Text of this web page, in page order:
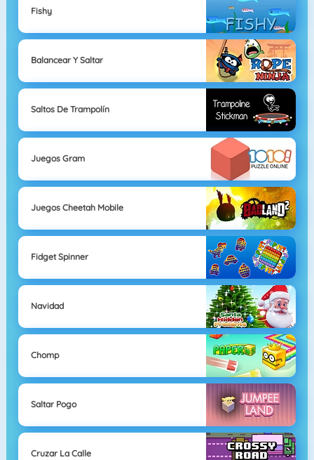
Fishy
Balancear Y Saltar
Saltos De Trampolín
Juegos Gram
Juegos Cheetah Mobile
Fidget Spinner
Navidad
Chomp
Saltar Pogo
Cruzar La Calle